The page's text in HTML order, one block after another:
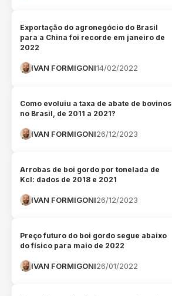
Exportação do agronegócio do Brasil
para a China foi recorde em janeiro de
2022
IVAN FORMIGONI14/02/2022
Como evoluiu a taxa de abate de bovinos
no Brasil, de 2011 a 2021?
IVAN FORMIGONI26/12/2023
Arrobas de boi gordo por tonelada de
Kcl: dados de 2018 e 2021
IVAN FORMIGONI26/12/2023
Preço futuro do boi gordo segue abaixo
do físico para maio de 2022
IVAN FORMIGONI26/01/2022